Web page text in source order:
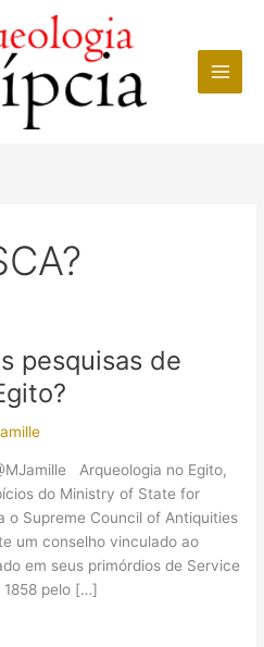
pesquisas de
Arqueologia no Egito,
do Ministry of State for
o Supreme Council of Antiquities
um conselho vinculado ao
em seus primórdios de Service
1858 pelo […]